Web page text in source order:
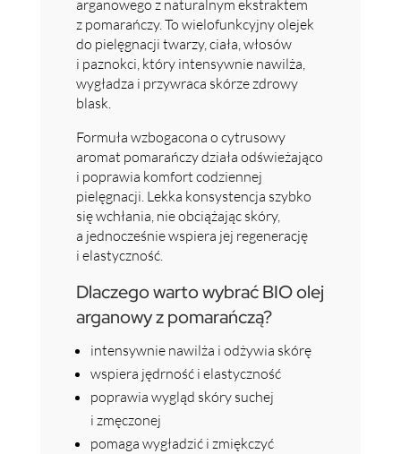
arganowego z naturalnym ekstraktem
z pomarańczy. To wielofunkcyjny olejek
do pielęgnacji twarzy, ciała, włosów
i paznokci, który intensywnie nawilża,
wygładza i przywraca skórze zdrowy
blask.
Formuła wzbogacona o cytrusowy
aromat pomarańczy działa odświeżająco
i poprawia komfort codziennej
pielęgnacji. Lekka konsystencja szybko
się wchłania, nie obciążając skóry,
a jednocześnie wspiera jej regenerację
i elastyczność.
Dlaczego warto wybrać BIO olej
arganowy z pomarańczą?
intensywnie nawilża i odżywia skórę
wspiera jędrność i elastyczność
poprawia wygląd skóry suchej
i zmęczonej
pomaga wygładzić i zmiękczyć